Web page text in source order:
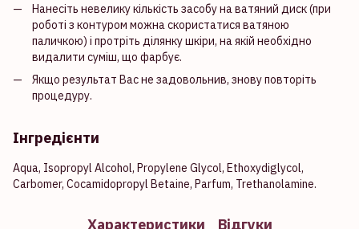
Нанесіть невелику кількість засобу на ватяний диск (при
роботі з контуром можна скористатися ватяною
паличкою) і протріть ділянку шкіри, на якій необхідно
видалити суміш, що фарбує.
Якщо результат Вас не задовольнив, знову повторіть
процедуру.
Інгредієнти
Aqua, Isopropyl Alcohol, Propylene Glycol, Ethoxydiglycol,
Carbomer, Cocamidopropyl Betaine, Parfum, Trethanolamine.
Характеристики Відгуки